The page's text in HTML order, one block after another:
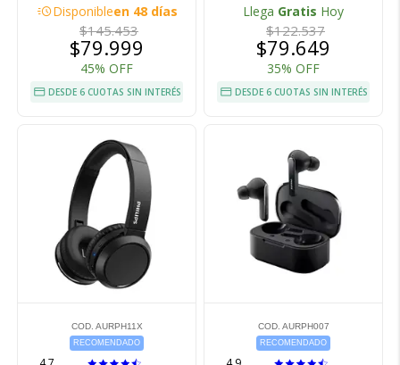
acuteDisponibleen 48 días
$145.453
$79.999
45% OFF
DESDE 6 CUOTAS SIN INTERÉS
Llega Gratis Hoy
$122.537
$79.649
35% OFF
DESDE 6 CUOTAS SIN INTERÉS
COD. AURPH11X
RECOMENDADO
COD. AURPH007
RECOMENDADO